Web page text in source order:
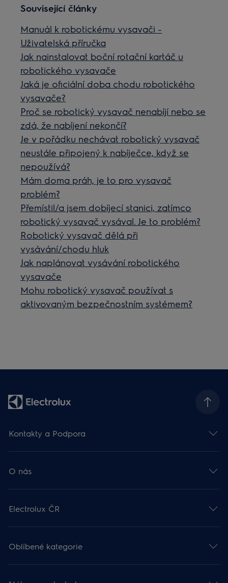
Související články
Manuál k robotickému vysavači -
Uživatelská příručka
Jak nainstalovat boční rotační kartáč u
robotického vysavače
Jaká je oficiální doba chodu robotického
vysavače?
Proč se robotický vysavač nenabíjí nebo se
zdá, že nabíjení nekončí?
Je v pořádku nechávat robotický vysavač
neustále připojený k nabíječce, když se
nepoužívá?
Mám doma práh, je to pro vysavač
problém?
Přemístil/a jsem dobíjecí stanici, zatímco
robotický vysavač vysával. Je to problém?
Robotický vysavač dělá při
vysávání/chodu hluk
Jak naplánovat vysávání robotického
vysavače
Mohu robotický vysavač používat s
aktivovaným bezpečnostním systémem?
Kontakty a Podpora
O nás
Electrolux ČR
Oblíbené kategorie